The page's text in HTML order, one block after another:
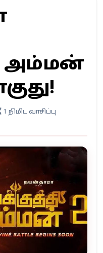
அம்மன்
1 நிமிட வாசிப்பு